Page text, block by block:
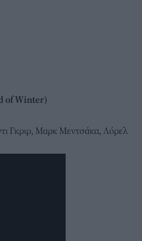
of Winter)
Γκριρ, Mαρκ Μεντσάκα, Λόρελ